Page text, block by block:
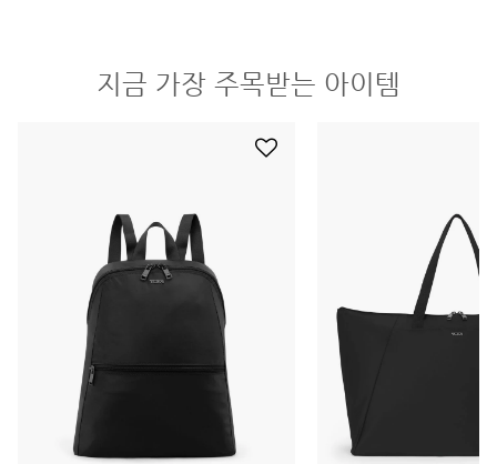
지금 가장 주목받는 아이템